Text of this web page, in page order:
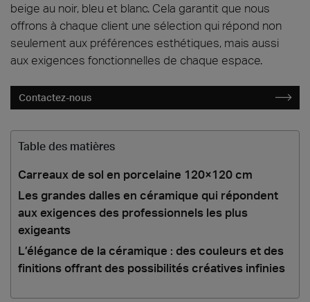
beige au noir, bleu et blanc. Cela garantit que nous
offrons à chaque client une sélection qui répond non
seulement aux préférences esthétiques, mais aussi
aux exigences fonctionnelles de chaque espace.
Contactez-nous
Table des matières
Carreaux de sol en porcelaine 120×120 cm
Les grandes dalles en céramique qui répondent
aux exigences des professionnels les plus
exigeants
L’élégance de la céramique : des couleurs et des
finitions offrant des possibilités créatives infinies